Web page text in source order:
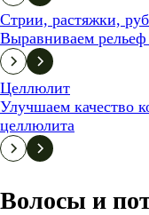
Стрии, растяжки,
Выравниваем
Целлюлит
Улучшаем качество
целлюлита
Волосы и